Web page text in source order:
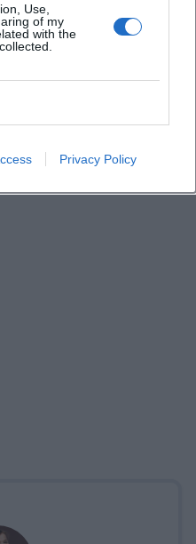
Use,
of my
with the
Privacy Policy